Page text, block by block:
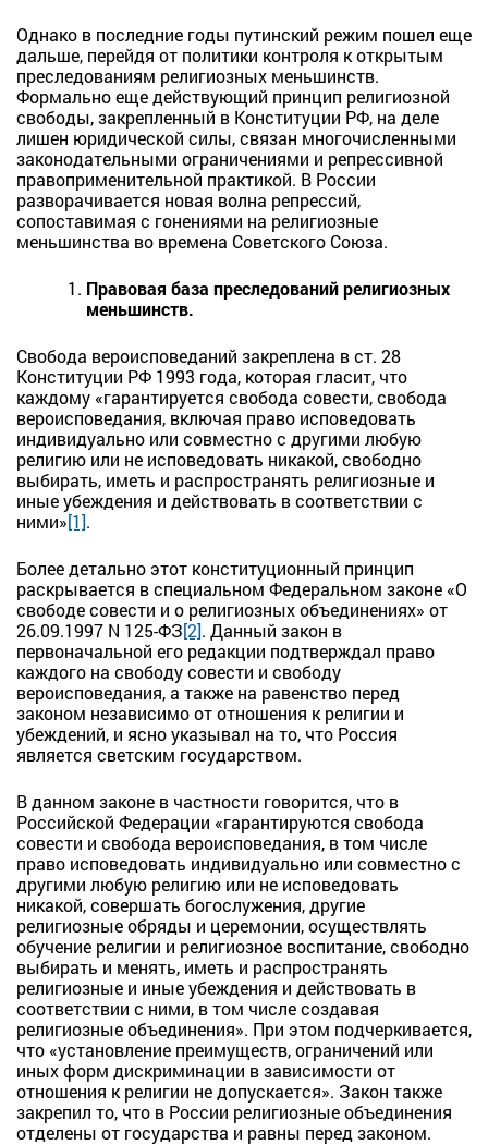
Однако в последние годы путинский режим пошел еще
дальше, перейдя от политики контроля к открытым
преследованиям религиозных меньшинств.
Формально еще действующий принцип религиозной
свободы, закрепленный в Конституции РФ, на деле
лишен юридической силы, связан многочисленными
законодательными ограничениями и репрессивной
правоприменительной практикой. В России
разворачивается новая волна репрессий,
сопоставимая с гонениями на религиозные
меньшинства во времена Советского Союза.
Правовая база преследований религиозных
меньшинств.
Свобода вероисповеданий закреплена в ст. 28
Конституции РФ 1993 года, которая гласит, что
каждому «гарантируется свобода совести, свобода
вероисповедания, включая право исповедовать
индивидуально или совместно с другими любую
религию или не исповедовать никакой, свободно
выбирать, иметь и распространять религиозные и
иные убеждения и действовать в соответствии с
ними»[1].
Более детально этот конституционный принцип
раскрывается в специальном Федеральном законе «О
свободе совести и о религиозных объединениях» от
26.09.1997 N 125-ФЗ[2]. Данный закон в
первоначальной его редакции подтверждал право
каждого на свободу совести и свободу
вероисповедания, а также на равенство перед
законом независимо от отношения к религии и
убеждений, и ясно указывал на то, что Россия
является светским государством.
В данном законе в частности говорится, что в
Российской Федерации «гарантируются свобода
совести и свобода вероисповедания, в том числе
право исповедовать индивидуально или совместно с
другими любую религию или не исповедовать
никакой, совершать богослужения, другие
религиозные обряды и церемонии, осуществлять
обучение религии и религиозное воспитание, свободно
выбирать и менять, иметь и распространять
религиозные и иные убеждения и действовать в
соответствии с ними, в том числе создавая
религиозные объединения». При этом подчеркивается,
что «установление преимуществ, ограничений или
иных форм дискриминации в зависимости от
отношения к религии не допускается». Закон также
закрепил то, что в России религиозные объединения
отделены от государства и равны перед законом.